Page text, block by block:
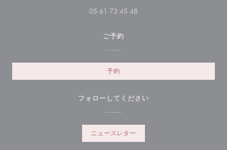
05 61 73 45 48
ご予約
予約
フォローしてください
ニュースレター